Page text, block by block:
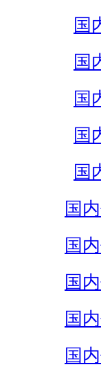
国
国
国
国
国
国
国
国
国
国